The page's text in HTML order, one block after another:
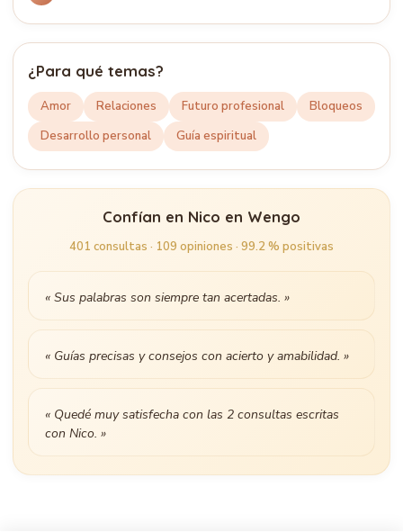
¿Para qué temas?
Amor Relaciones Futuro profesional
Bloqueos
Desarrollo personal
Guía espiritual
Confían en Nico en Wengo
401 consultas · 109 opiniones · 99.2 % positivas
« Sus palabras son siempre tan acertadas. »
« Guías precisas y consejos con acierto y amabilidad. »
« Quedé muy satisfecha con las 2 consultas escritas
con Nico. »